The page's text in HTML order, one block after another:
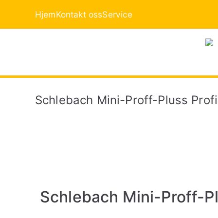
HjemKontakt ossService
Schlebach Mini-Proff-Pluss
Schlebach Mini-Proff-